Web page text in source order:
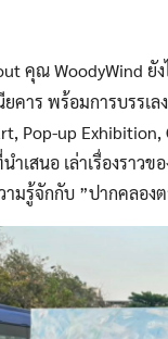
คุณ WoodyWind ยัง
คาร พร้อมการบรรเ
Pop-up Exhibition,
สนอ เล่าเรื่องราวขอ
ามรู้จักกับ ”ปากคลอง